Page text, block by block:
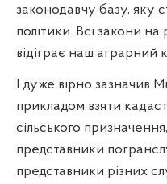
законодавчу базу, яку
політики. Всі закони на
відіграє наш аграрний
І дуже вірно
прикладом взяти
сільського
представники
представники різних